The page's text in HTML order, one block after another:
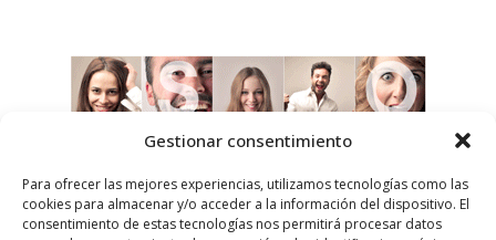
Gestionar consentimiento
Para ofrecer las mejores experiencias, utilizamos tecnologías como las
cookies para almacenar y/o acceder a la información del dispositivo. El
consentimiento de estas tecnologías nos permitirá procesar datos